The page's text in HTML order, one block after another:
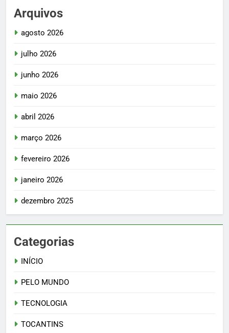
Arquivos
agosto 2026
julho 2026
junho 2026
maio 2026
abril 2026
março 2026
fevereiro 2026
janeiro 2026
dezembro 2025
Categorias
INÍCIO
PELO MUNDO
TECNOLOGIA
TOCANTINS